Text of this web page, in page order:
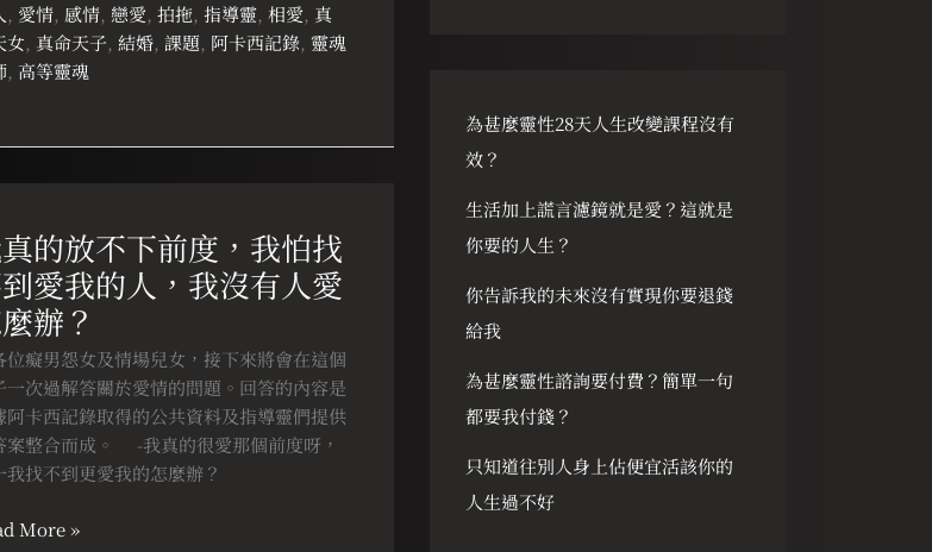
, 愛情, 感情, 戀愛,拍拖,指導靈,相愛, 真
女, 真命天子, 結婚,課題, 阿卡西記錄,靈魂
, 高等靈魂
的放不下前度，我怕找
愛我的人，我沒有人愛
辦？
位癡男怨女及情場兒女，接下來將會在這個
一次過解答關於愛情的問題。回答的內容是
阿卡西記錄取得的公共資料及指導靈們提供
案整合而成。 ⠀ -我真的很愛那個前度呀，
我找不到更愛我的怎麼辦？
More »
字
:
為甚麼靈性28天人生改變課程沒有
效？
生活加上謊言濾鏡就是愛？這就是
你要的人生？
你告訴我的未來沒有實現你要退錢
給我
為甚麼靈性諮詢要付費？簡單一句
都要我付錢？
只知道往別人身上佔便宜活該你的
人生過不好